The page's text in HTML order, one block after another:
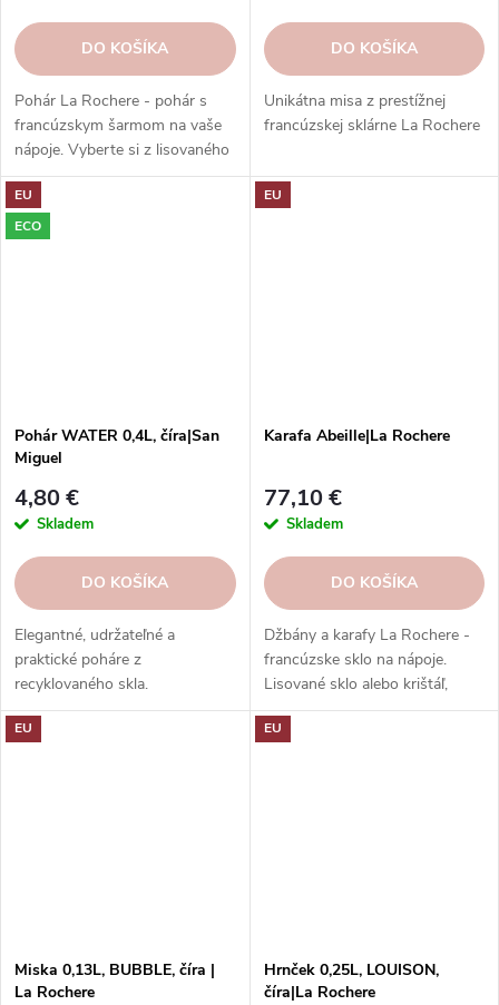
DO KOŠÍKA
Pohár La Rochere - pohár s
francúzskym šarmom na vaše
nápoje. Vyberte si z lisovaného
alebo krištáľového skla, ktoré
má jedinečný vzhľad a pocit.
Rôzne kolekcie a dekory vás
DO KOŠÍKA
Unikátna misa z prestížnej
francúzskej sklárne La Rochere
EU
ECO
Pohár WATER 0,4L, číra|San
Miguel
4,80 €
Skladem
DO KOŠÍKA
Elegantné, udržateľné a
praktické poháre z
recyklovaného skla.
Preskúmajte našu kolekciu ešte
dnes a nájdite tie správne kúsky
EU
Karafa Abeille|La Rochere
77,10 €
Skladem
DO KOŠÍKA
Džbány a karafy La Rochere -
francúzske sklo na nápoje.
Lisované sklo alebo krištáľ,
rôzne kolekcie a dekory.
Užitočné, odolné, vhodné do
EU
Miska 0,13L, BUBBLE, číra |
La Rochere
EU
Hrnček 0,25L, LOUISON,
číra|La Rochere